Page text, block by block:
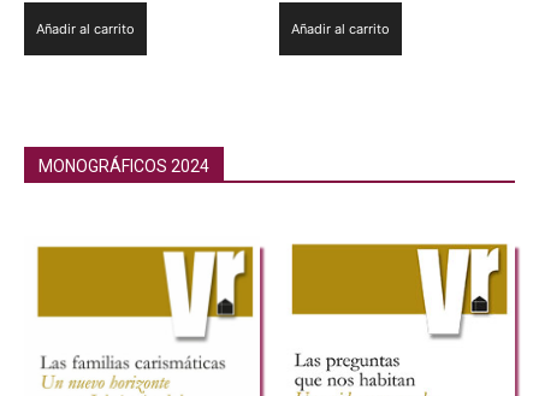
Añadir al carrito Añadir al carrito
MONOGRÁFICOS 2024